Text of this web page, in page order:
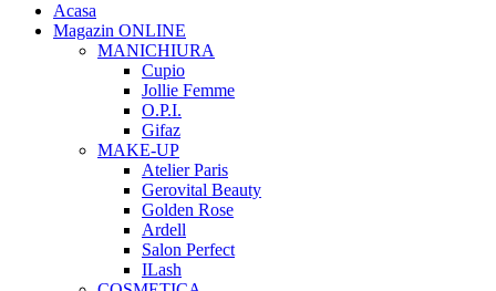
Acasa
Magazin ONLINE
MANICHIURA
Cupio
Jollie Femme
O.P.I.
Gifaz
MAKE-UP
Atelier Paris
Gerovital Beauty
Golden Rose
Ardell
Salon Perfect
ILash